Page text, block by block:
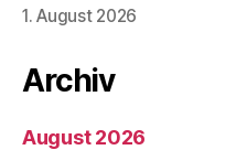
1. August 2026
Archiv
August 2026